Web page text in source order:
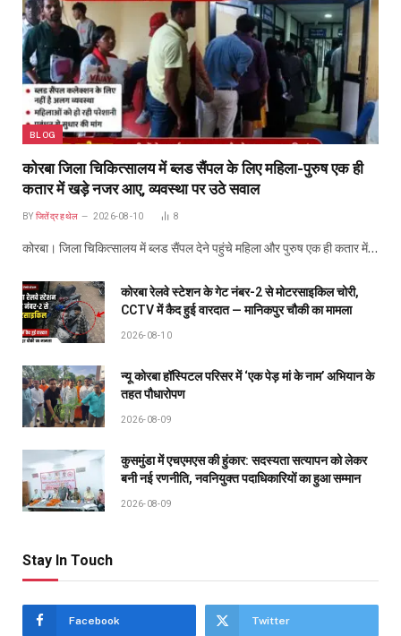
BLOG
कोरबा जिला चिकित्सालय में ब्लड सैंपल के लिए महिला-पुरुष एक ही
कतार में खड़े नजर आए, व्यवस्था पर उठे सवाल
BY जितेंद्र हथेल 2026-08-10 8
कोरबा। जिला चिकित्सालय में ब्लड सैंपल देने पहुंचे महिला और पुरुष एक ही कतार में…
कोरबा रेलवे स्टेशन के गेट नंबर-2 से मोटरसाइकिल चोरी,
CCTV में कैद हुई वारदात — मानिकपुर चौकी का मामला
2026-08-10
न्यू कोरबा हॉस्पिटल परिसर में ‘एक पेड़ मां के नाम’ अभियान के
तहत पौधारोपण
2026-08-09
कुसमुंडा में एचएमएस की हुंकार: सदस्यता सत्यापन को लेकर
बनी नई रणनीति, नवनियुक्त पदाधिकारियों का हुआ सम्मान
2026-08-09
Stay In Touch
Facebook Twitter